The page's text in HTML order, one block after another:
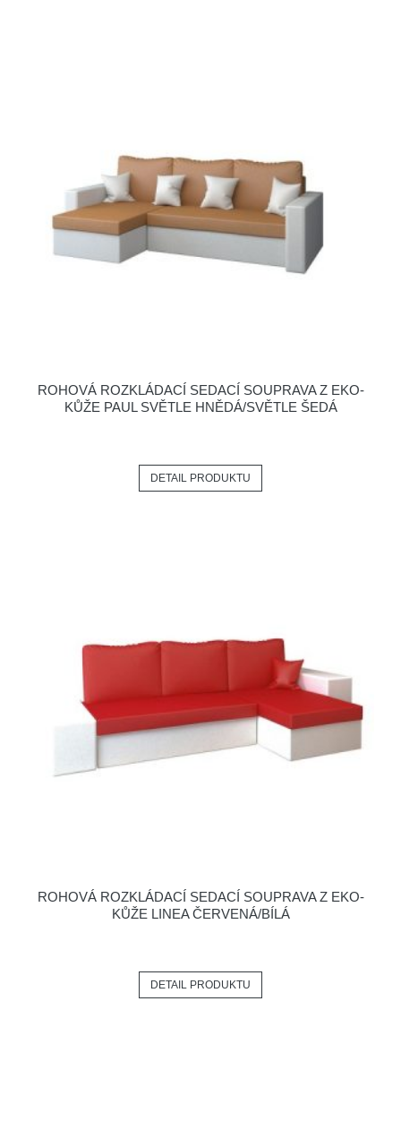
ROHOVÁ ROZKLÁDACÍ SEDACÍ SOUPRAVA Z EKO-
KŮŽE PAUL SVĚTLE HNĚDÁ/SVĚTLE ŠEDÁ
DETAIL PRODUKTU
ROHOVÁ ROZKLÁDACÍ SEDACÍ SOUPRAVA Z EKO-
KŮŽE LINEA ČERVENÁ/BÍLÁ
DETAIL PRODUKTU